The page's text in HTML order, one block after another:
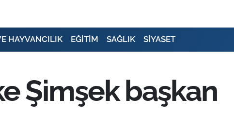
HAYVANCILIK EĞİTİM SAĞLIK SİYASET
Şimşek başkan